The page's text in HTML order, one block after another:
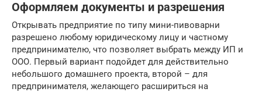
Оформляем документы и разрешения
Открывать предприятие по типу мини-пивоварни
разрешено любому юридическому лицу и частному
предпринимателю, что позволяет выбрать между ИП и
ООО. Первый вариант подойдет для действительно
небольшого домашнего проекта, второй – для
предпринимателя, желающего расшириться на